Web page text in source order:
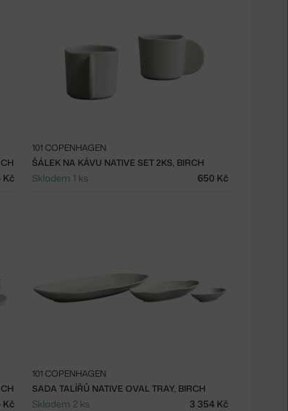
Kč
ŠÁLEK NA KÁVU NATIVE SET 2KS, BIRCH
101 COPENHAGEN
Skladem 1 ks 650 Kč
Kč
SADA TALÍŘŮ NATIVE OVAL TRAY, BIRCH
101 COPENHAGEN
Skladem 2 ks 3 354 Kč